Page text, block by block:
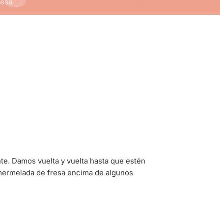
Damos vuelta y vuelta hasta que estén
de fresa encima de algunos